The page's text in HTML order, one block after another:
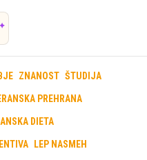
ZNANOST ŠTUDIJA
PREHRANA
DIETA
LEP NASMEH